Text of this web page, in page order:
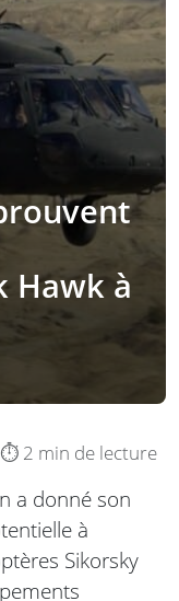
Hawk à
⏱️ 2 min de lecture
a donné son
à
Sikorsky